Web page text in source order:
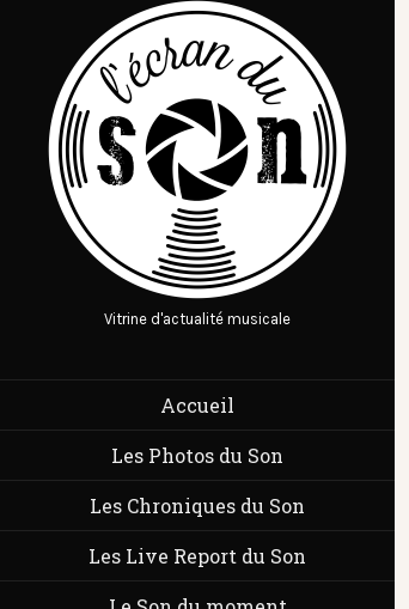
Vitrine d'actualité musicale
Accueil
Les Photos du Son
Les Chroniques du Son
Les Live Report du Son